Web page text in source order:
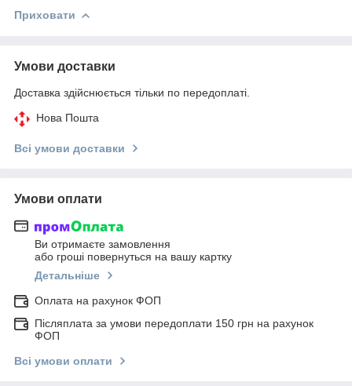
Приховати
Умови доставки
Доставка здійснюється тільки по передоплаті.
Нова Пошта
Всі умови доставки
Умови оплати
Ви отримаєте замовлення
або гроші повернуться на вашу картку
Детальніше
Оплата на рахунок ФОП
Післяплата за умови передоплати 150 грн на рахунок
ФОП
Всі умови оплати